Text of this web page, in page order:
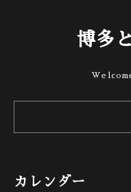
博多
カレンダー